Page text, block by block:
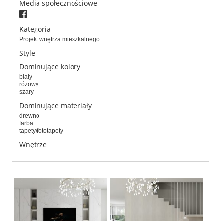
Media społecznościowe
Kategoria
Projekt wnętrza mieszkalnego
Style
Dominujące kolory
biały
różowy
szary
Dominujące materiały
drewno
farba
tapety/fototapety
Wnętrze